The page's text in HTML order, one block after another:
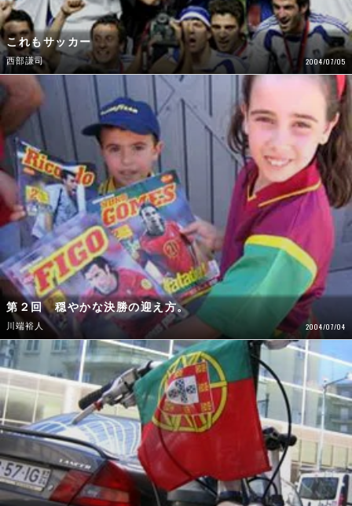
これもサッカー
西部謙司 2004/07/05
第２回 穏やかな決勝の迎え方。
川端裕人 2004/07/04